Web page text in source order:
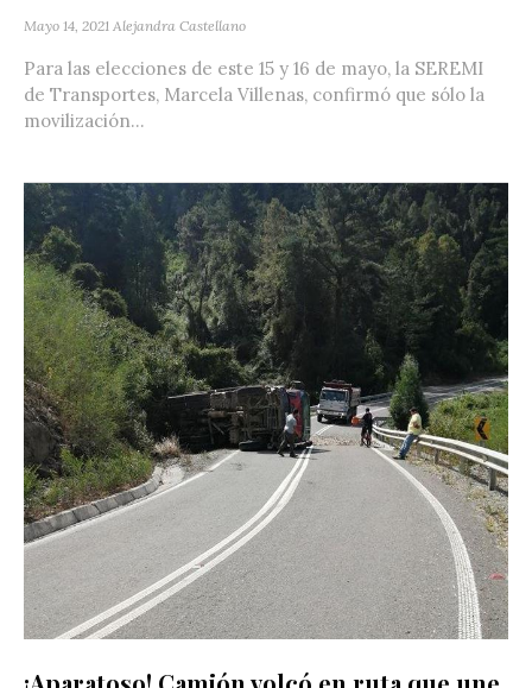
Mayo 14, 2021 Alejandra Castellano
Para las elecciones de este 15 y 16 de mayo, la SEREMI
de Transportes, Marcela Villenas, confirmó que sólo la
movilización...